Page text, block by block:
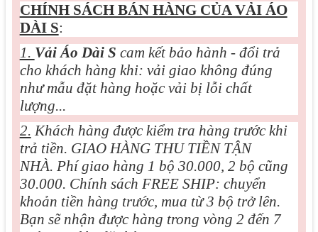
CHÍNH SÁCH BÁN HÀNG CỦA VẢI ÁO
DÀI S:
1. Vải Áo Dài S cam kết bảo hành - đổi trả
cho khách hàng khi: vải giao không đúng
như mẫu đặt hàng hoặc vải bị lỗi chất
lượng...
2. Khách hàng được kiểm tra hàng trước khi
trả tiền. GIAO HÀNG THU TIỀN TẬN
NHÀ. Phí giao hàng 1 bộ 30.000, 2 bộ cũng
30.000. Chính sách FREE SHIP: chuyển
khoản tiền hàng trước, mua từ 3 bộ trở lên.
Bạn sẽ nhận được hàng trong vòng 2 đến 7